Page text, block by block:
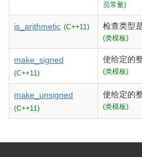
员常量)
is_arithmetic (C++11) 检查类型
(类模板)
make_signed
(C++11)
使给定的
(类模板)
make_unsigned
(C++11)
使给定的
(类模板)